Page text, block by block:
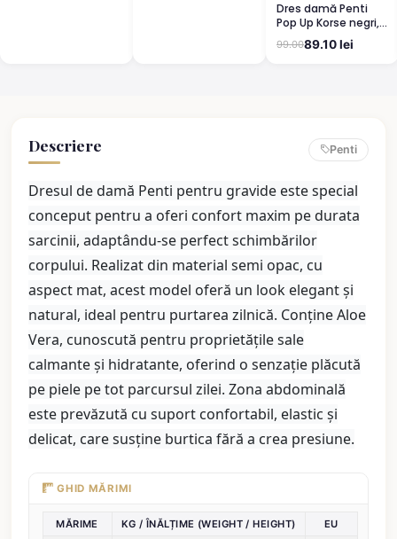
Dres damă Penti
Pop Up Korse negri,
semi lucioși
99.0089.10 lei
Descriere Penti
Dresul de damă Penti pentru gravide este special
conceput pentru a oferi confort maxim pe durata
sarcinii, adaptându-se perfect schimbărilor
corpului. Realizat din material semi opac, cu
aspect mat, acest model oferă un look elegant și
natural, ideal pentru purtarea zilnică. Conține Aloe
Vera, cunoscută pentru proprietățile sale
calmante și hidratante, oferind o senzație plăcută
pe piele pe tot parcursul zilei. Zona abdominală
este prevăzută cu suport confortabil, elastic și
delicat, care susține burtica fără a crea presiune.
GHID MĂRIMI
MĂRIME KG / ÎNĂLȚIME (WEIGHT / HEIGHT) EU